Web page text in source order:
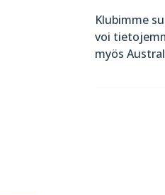
Klubimme
voi
myös